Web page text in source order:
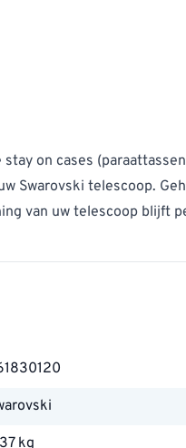
on cases
Swarovski telescoop.
van uw telescoop blijft
kg